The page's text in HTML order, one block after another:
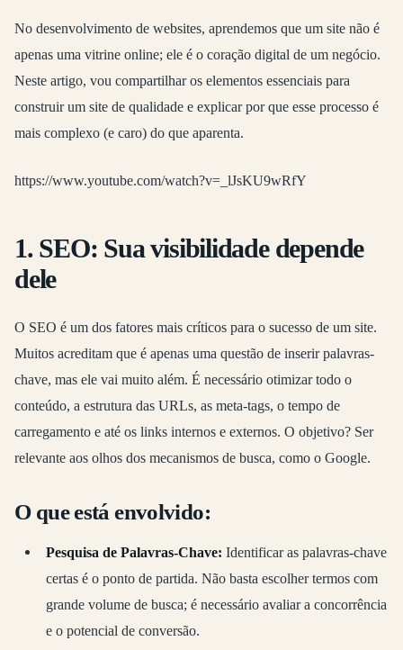
No desenvolvimento de websites, aprendemos que um site não é
apenas uma vitrine online; ele é o coração digital de um negócio.
Neste artigo, vou compartilhar os elementos essenciais para
construir um site de qualidade e explicar por que esse processo é
mais complexo (e caro) do que aparenta.
https://www.youtube.com/watch?v=_lJsKU9wRfY
1. SEO: Sua visibilidade depende
dele
O SEO é um dos fatores mais críticos para o sucesso de um site.
Muitos acreditam que é apenas uma questão de inserir palavras-
chave, mas ele vai muito além. É necessário otimizar todo o
conteúdo, a estrutura das URLs, as meta-tags, o tempo de
carregamento e até os links internos e externos. O objetivo? Ser
relevante aos olhos dos mecanismos de busca, como o Google.
O que está envolvido:
Pesquisa de Palavras-Chave: Identificar as palavras-chave
certas é o ponto de partida. Não basta escolher termos com
grande volume de busca; é necessário avaliar a concorrência
e o potencial de conversão.